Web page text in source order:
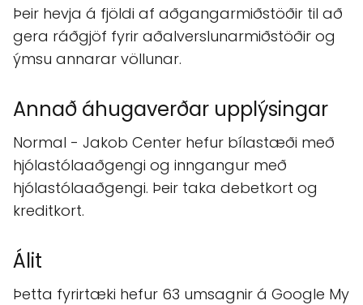
Þeir hevja á fjöldi af aðgangarmiðstöðir til að
gera ráðgjöf fyrir aðalverslunarmiðstöðir og
ýmsu annarar völlunar.
Annað áhugaverðar upplýsingar
Normal - Jakob Center hefur bílastæði með
hjólastólaaðgengi og inngangur með
hjólastólaaðgengi. Þeir taka debetkort og
kreditkort.
Álit
Þetta fyrirtæki hefur 63 umsagnir á Google My